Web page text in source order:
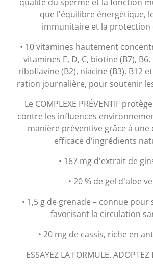
que l'équilibre énergétique,
immunitaire et la protection
• 10 vitamines hautement
vitamines E, D, C, biotine (B7),
riboflavine (B2), niacine (B3), B12
ration journalière, pour soutenir
Le COMPLEXE PRÉVENTIF
contre les influences
manière préventive grâce à une
efficace d'ingrédients
• 167 mg d'extrait de
• 20 % de gel d'aloe
• 1,5 g de grenade – connue
favorisant la circulation
• 20 mg de cassis, riche en
ESSAYEZ LA FORMULE. ADOPTEZ